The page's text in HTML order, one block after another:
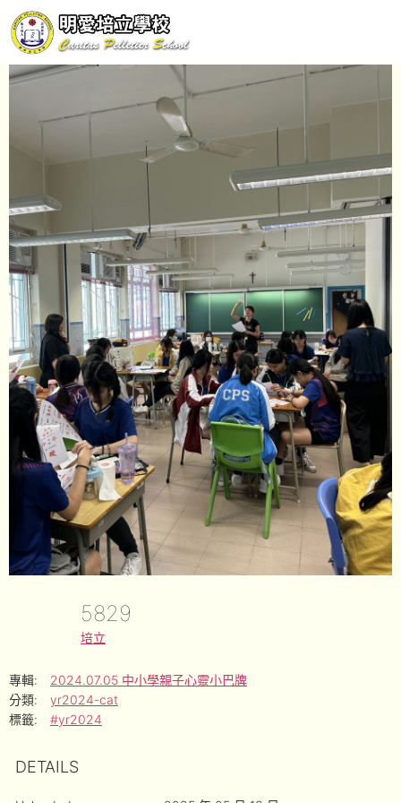
5829
培立
專輯:
2024.07.05 中小學親子心靈小巴牌
分類:
yr2024-cat
標籤:
#yr2024
DETAILS